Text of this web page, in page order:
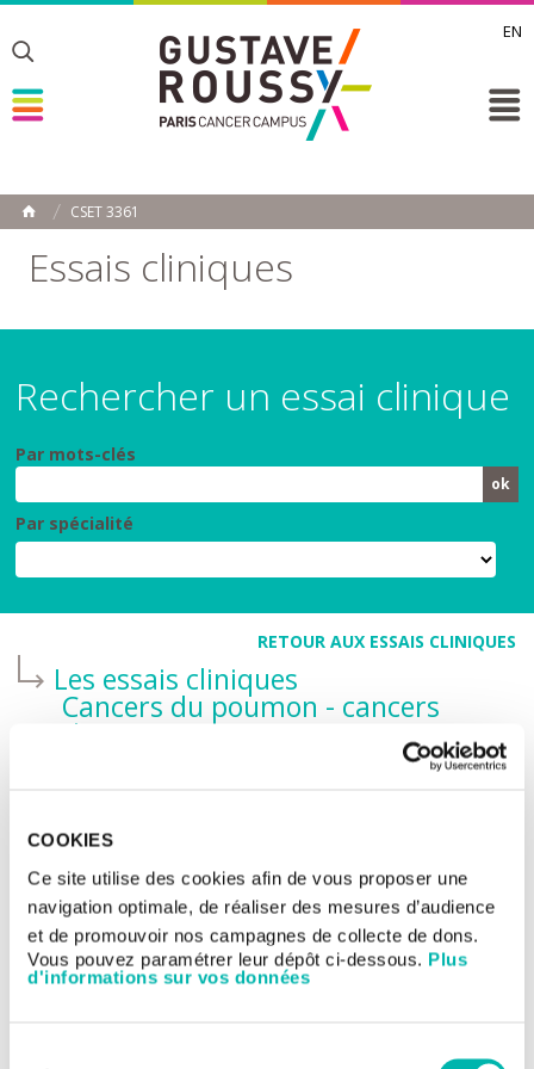
COOKIES
Ce site utilise des cookies afin de vous proposer une
navigation optimale, de réaliser des mesures d’audience
et de promouvoir nos campagnes de collecte de dons.
Vous pouvez paramétrer leur dépôt ci-dessous. Plus
d'informations sur vos données
EN
Toggle
Toggle
ACCUEIL
CSET 3361
Essais cliniques
Rechercher un essai clinique
Par mots-clés
Par spécialité
Les essais cliniques
Cancers du poumon - cancers
thoraciques
RETOUR AUX ESSAIS CLINIQUES
RADIO-RYTHMIC-01 : étude
multicentrique de phase III
de radiothérapie post-
opératoire dans les
thymomes de stade II-III
après résection complète